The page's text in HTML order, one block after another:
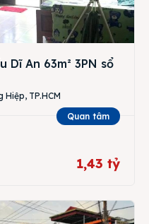
Dĩ An 63m² 3PN sổ
TP.HCM
Quan tâm
1,43 tỷ